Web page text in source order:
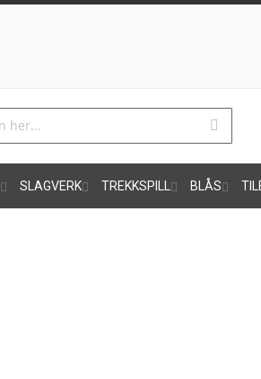
SLAGVERK TREKKSPILL BLÅS